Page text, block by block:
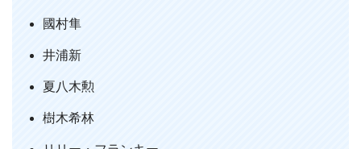
國村隼
井浦新
夏八木勲
樹木希林